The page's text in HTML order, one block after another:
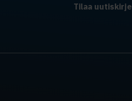
Tilaa uutiskirje